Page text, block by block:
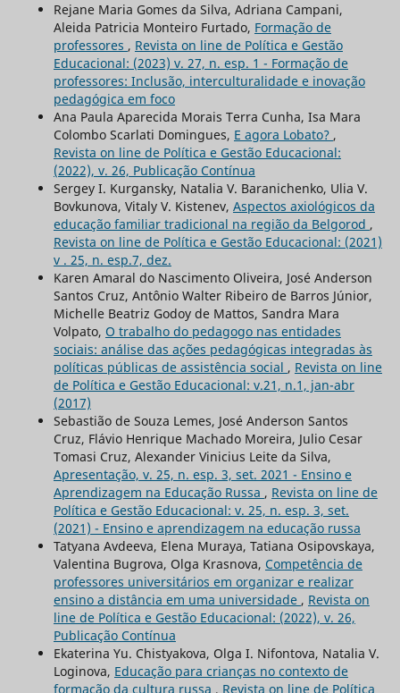
Rejane Maria Gomes da Silva, Adriana Campani,
Aleida Patricia Monteiro Furtado, Formação de
professores , Revista on line de Política e Gestão
Educacional: (2023) v. 27, n. esp. 1 - Formação de
professores: Inclusão, interculturalidade e inovação
pedagógica em foco
Ana Paula Aparecida Morais Terra Cunha, Isa Mara
Colombo Scarlati Domingues, E agora Lobato? ,
Revista on line de Política e Gestão Educacional:
(2022), v. 26, Publicação Contínua
Sergey I. Kurgansky, Natalia V. Baranichenko, Ulia V.
Bovkunova, Vitaly V. Kistenev, Aspectos axiológicos da
educação familiar tradicional na região da Belgorod ,
Revista on line de Política e Gestão Educacional: (2021)
v . 25, n. esp.7, dez.
Karen Amaral do Nascimento Oliveira, José Anderson
Santos Cruz, Antônio Walter Ribeiro de Barros Júnior,
Michelle Beatriz Godoy de Mattos, Sandra Mara
Volpato, O trabalho do pedagogo nas entidades
sociais: análise das ações pedagógicas integradas às
políticas públicas de assistência social , Revista on line
de Política e Gestão Educacional: v.21, n.1, jan-abr
(2017)
Sebastião de Souza Lemes, José Anderson Santos
Cruz, Flávio Henrique Machado Moreira, Julio Cesar
Tomasi Cruz, Alexander Vinicius Leite da Silva,
Apresentação, v. 25, n. esp. 3, set. 2021 - Ensino e
Aprendizagem na Educação Russa , Revista on line de
Política e Gestão Educacional: v. 25, n. esp. 3, set.
(2021) - Ensino e aprendizagem na educação russa
Tatyana Avdeeva, Elena Muraya, Tatiana Osipovskaya,
Valentina Bugrova, Olga Krasnova, Competência de
professores universitários em organizar e realizar
ensino a distância em uma universidade , Revista on
line de Política e Gestão Educacional: (2022), v. 26,
Publicação Contínua
Ekaterina Yu. Chistyakova, Olga I. Nifontova, Natalia V.
Loginova, Educação para crianças no contexto de
formação da cultura russa , Revista on line de Política